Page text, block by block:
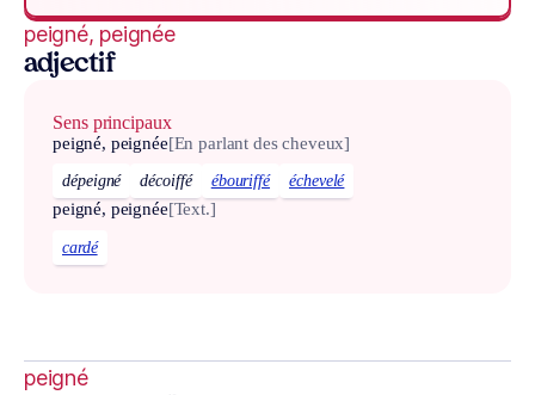
peigné, peignée
adjectif
Sens principaux
peigné, peignée[En parlant des cheveux]
dépeigné décoiffé ébouriffé échevelé
peigné, peignée[Text.]
cardé
peigné